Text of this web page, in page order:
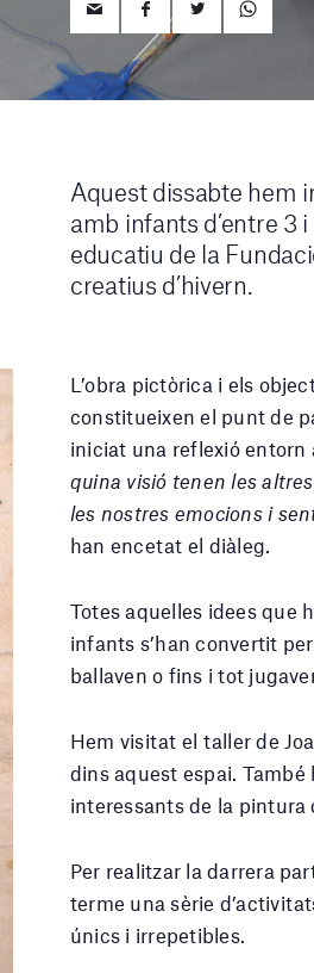
Aquest dissabte hem
amb infants d’entre 3
educatiu de la
creatius d’hivern.
L’obra pictòrica i els
constitueixen el punt de
iniciat una reflexió entorn
quina visió tenen les
les nostres emocions i
han encetat el diàleg.
Totes aquelles idees que
infants s’han convertit
ballaven o fins i tot
Hem visitat el taller de
dins aquest espai.
interessants de la pintura
Per realitzar la darrera
terme una sèrie
únics i irrepetibles.